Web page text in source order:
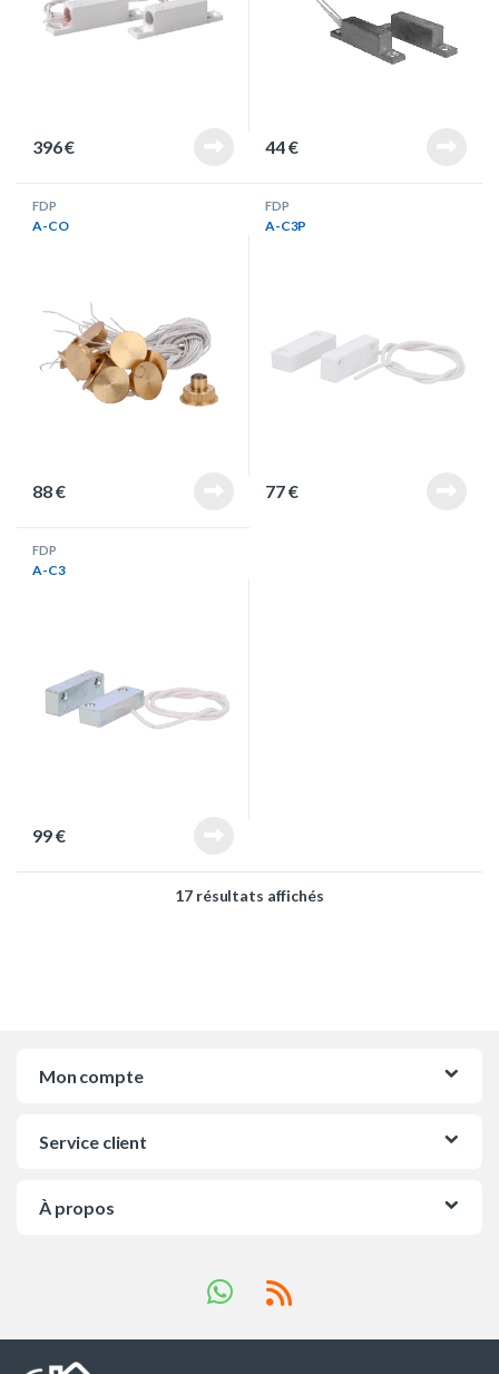
396€ 44€
FDP
A-CO
88€
FDP
A-C3P
77€
FDP
A-C3
99€
17 résultats affichésTrié du plus récent au
Mon compte
Service client
À propos